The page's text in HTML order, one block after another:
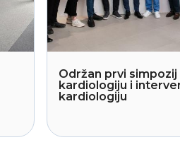
Održan prvi simpozij
kardiologiju i
kardiologiju